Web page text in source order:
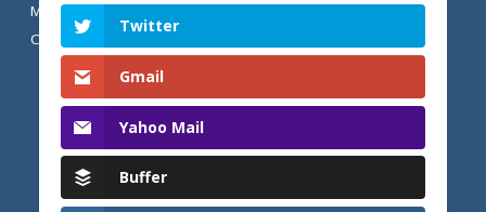
MENTIONS LÉGALES ET POLITIQUE DE
CONFIDENTIALITÉ
Twitter
Gmail
Yahoo Mail
Buffer